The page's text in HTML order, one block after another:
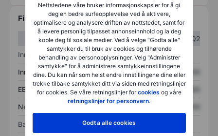
Nettstedene våre bruker informasjonskapsler for å gi
deg en bedre surfeopplevelse ved å aktivere,
optimalisere og analysere driften av nettstedet, samt for
å levere personlig tilpasset annonseinnhold og la deg
koble deg til sosiale medier. Ved å velge "Godta alle"
samtykker du til bruk av cookies og tilhørende
behandling av personopplysninger. Velg "Administrer
samtykke" for å administrere samtykkeinnstillingene
dine. Du kan når som helst endre innstillingene dine eller
trekke tilbake samtykket ditt via siden med retningslinjer
for cookies. Se våre retningslinjer forcookies og våre
retningslinjer for personvern.
Godta alle cookies
Finansiell informasjon
Q1
Q2
Inntektsoversikt
Inntekter XXXXXXX XXXXXXX
EBITDA XXXXXXX XXXXXXX
Nettoinntekt XXXXXXX
Balanse